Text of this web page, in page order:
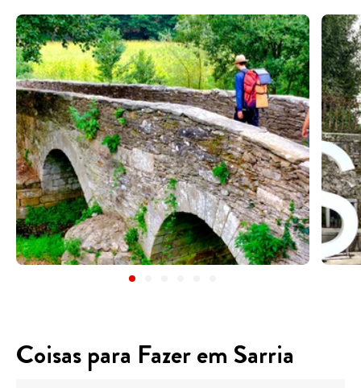
Coisas para Fazer em Sarria